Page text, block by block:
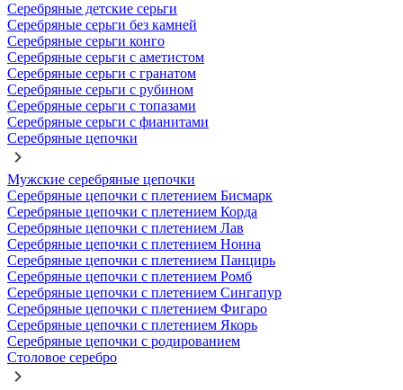
Серебряные детские серьги
Серебряные серьги без камней
Серебряные серьги конго
Серебряные серьги с аметистом
Серебряные серьги с гранатом
Серебряные серьги с рубином
Серебряные серьги с топазами
Серебряные серьги с фианитами
Серебряные цепочки
Мужские серебряные цепочки
Серебряные цепочки с плетением Бисмарк
Серебряные цепочки с плетением Корда
Серебряные цепочки с плетением Лав
Серебряные цепочки с плетением Нонна
Серебряные цепочки с плетением Панцирь
Серебряные цепочки с плетением Ромб
Серебряные цепочки с плетением Сингапур
Серебряные цепочки с плетением Фигаро
Серебряные цепочки с плетением Якорь
Серебряные цепочки с родированием
Столовое серебро